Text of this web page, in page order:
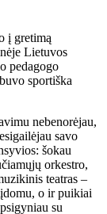
į gretimą
Lietuvos
pedagogo
sportiška
nebenorėjau,
savo
šokau
orkestro,
teatras –
o ir puikiai
su